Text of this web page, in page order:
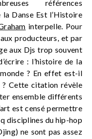
références
Danse Est l’Histoire
interpelle. Pour
producteurs, et par
aux Djs trop souvent
: l’histoire de la
? En effet est-il
? Cette citation révèle
ensemble différents
est censé permettre
disciplines du hip-hop
ne sont pas assez